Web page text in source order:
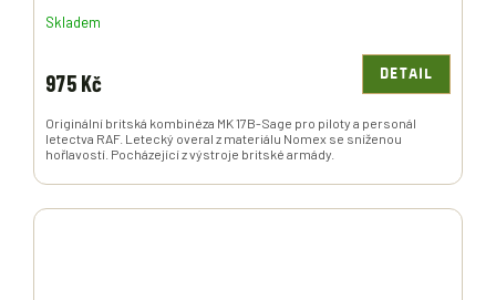
Skladem
975 Kč DETAIL
Originální britská kombinéza MK 17B-Sage pro piloty a personál
letectva RAF. Letecký overal z materiálu Nomex se sníženou
hořlavostí. Pocházející z výstroje britské armády.